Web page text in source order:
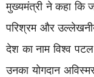
मुख्यमंत्री ने कहा कि
परिश्रम और
देश का नाम विश्व पटल
उनका योगदान